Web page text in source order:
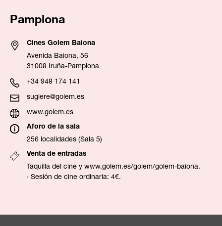
Pamplona
Cines Golem Baiona
Avenida Baiona, 56
31008 Iruña-Pamplona
+34 948 174 141
sugiere@golem.es
www.golem.es
Aforo de la sala
256 localidades (Sala 5)
Venta de entradas
Taquilla del cine y www.golem.es/golem/golem-baiona.
· Sesión de cine ordinaria: 4€.